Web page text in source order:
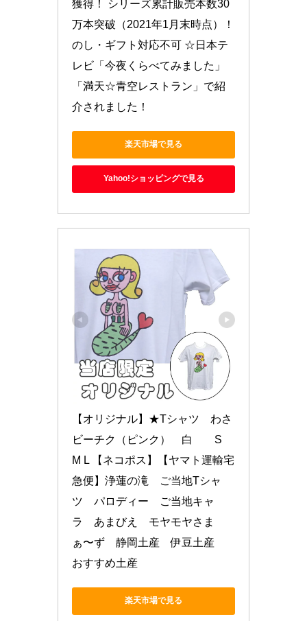
獲得！ シリーズ累計販売本数30
万本突破（2021年1月末時点）！
のし・ギフト対応不可 ☆日本テ
レビ「今夜くらべてみました」
「満天☆青空レストラン」で紹
介されました！
楽天市場で見る
Yahoo!ショッピングで見る
【オリジナル】★Tシャツ　わさ
ビーチク（ピンク）　白　　S
M L 【ネコポス】【ヤマト運輸宅
急便】浄蓮の滝　ご当地Tシャ
ツ　パロディー　ご当地キャ
ラ　あまびえ　モヤモヤさま
ぁ〜ず　静岡土産　伊豆土産
おすすめ土産
楽天市場で見る